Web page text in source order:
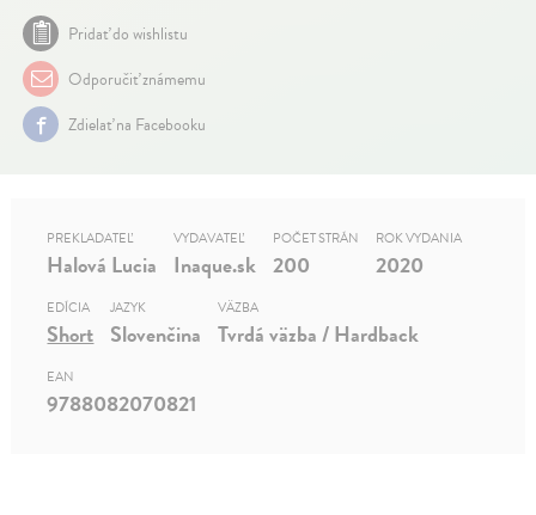
Pridať do wishlistu
Odporučiť známemu
Zdielať na Facebooku
PREKLADATEĽ
Halová Lucia
VYDAVATEĽ
Inaque.sk
POČET STRÁN
200
ROK VYDANIA
2020
EDÍCIA
Short
JAZYK
Slovenčina
VÄZBA
Tvrdá väzba / Hardback
EAN
9788082070821